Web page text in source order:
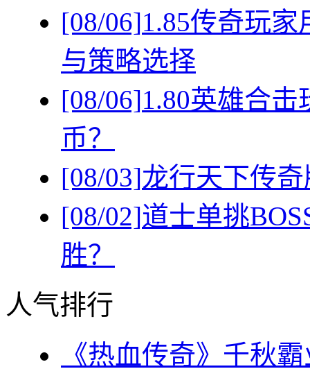
[08/06]1.85传奇玩
与策略选择
[08/06]1.80英雄合
币？
[08/03]龙行天下传
[08/02]道士单挑
胜？
人气排行
《热血传奇》千秋